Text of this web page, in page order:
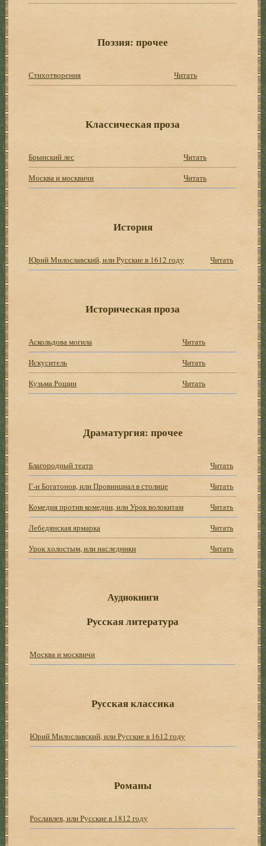
Поэзия: прочее
Стихотворения Читать
Классическая проза
Брынский лес
Читать
Москва и москвичи
Читать
История
Юрий Милославский, или Русские в 1612 году Читать
Историческая проза
Аскольдова могила
Читать
Искуситель
Читать
Кузьма Рощин
Читать
Драматургия: прочее
Благородный театр
Читать
Г-н Богатонов, или Провинциал в столице
Читать
Комедия против комедии, или Урок волокитам
Читать
Лебедянская ярмарка
Читать
Урок холостым, или наследники
Читать
Аудиокниги
Русская литература
Москва и москвичи
Русская классика
Юрий Милославский, или Русские в 1612 году
Романы
Рославлев, или Русские в 1812 году